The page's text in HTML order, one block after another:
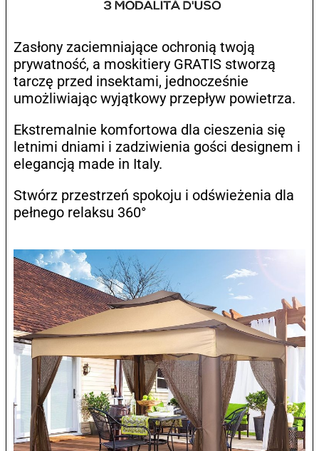
Zasłony zaciemniające ochronią twoją
prywatność, a moskitiery GRATIS stworzą
tarczę przed insektami, jednocześnie
umożliwiając wyjątkowy przepływ powietrza.
Ekstremalnie komfortowa dla cieszenia się
letnimi dniami i zadziwienia gości designem i
elegancją made in Italy.
Stwórz przestrzeń spokoju i odświeżenia dla
pełnego relaksu 360°